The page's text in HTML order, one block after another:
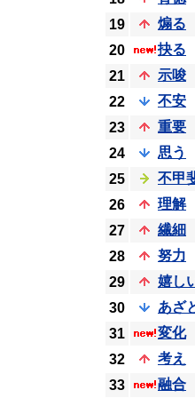
19
煽る
20
抉る
21
示唆
22
不安
23
重要
24
思う
25
不甲
26
理解
27
繊細
28
努力
29
嬉し
30
あざ
31
変化
32
考え
33
融合